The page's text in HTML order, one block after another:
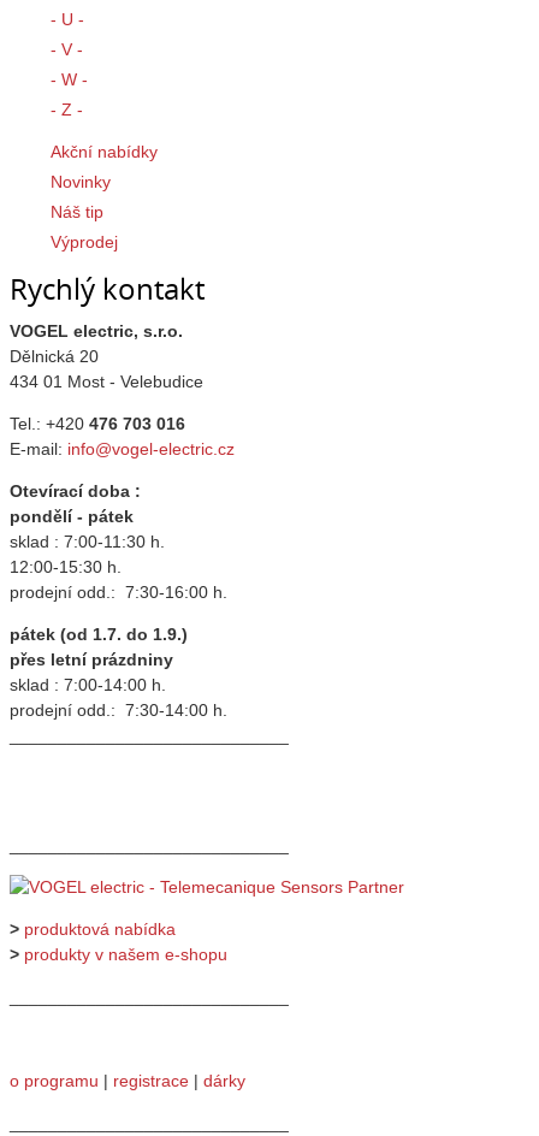
- U -
- V -
- W -
- Z -
Akční nabídky
Novinky
Náš tip
Výprodej
Rychlý kontakt
VOGEL electric, s.r.o.
Dělnická 20
434 01 Most - Velebudice
Tel.: +420 476 703 016
E-mail: info@vogel-electric.cz
Otevírací doba :
pondělí - pátek
sklad : 7:00-11:30 h.
12:00-15:30 h.
prodejní odd.: 7:30-16:00 h.
pátek (od 1.7. do 1.9.)
přes letní prázdniny
sklad : 7:00-14:00 h.
prodejní odd.: 7:30-14:00 h.
> produktová nabídka
> produkty v našem e-shopu
o programu | registrace | dárky